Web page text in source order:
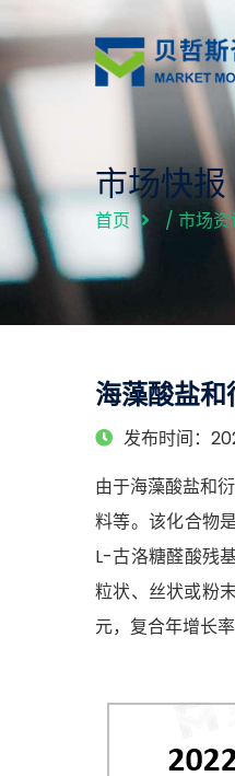
市场快报
首页 / 市场资
海藻酸盐
发布时间：
由于海藻酸盐和
料等。该化合物
L-古洛糖醛酸残
粒状、丝状或粉
元，复合年增长率